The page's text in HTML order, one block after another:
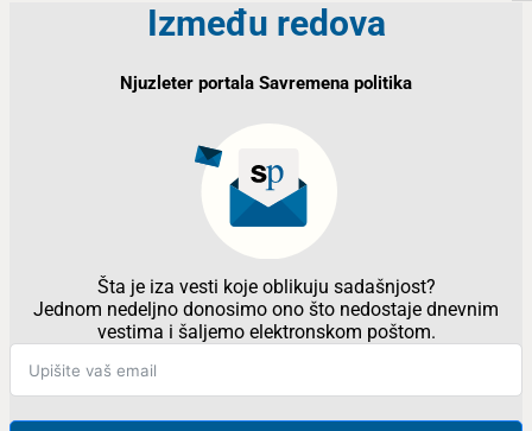
Između redova
Njuzleter portala Savremena politika
Šta je iza vesti koje oblikuju sadašnjost?
Jednom nedeljno donosimo ono što nedostaje dnevnim
vestima i šaljemo elektronskom poštom.